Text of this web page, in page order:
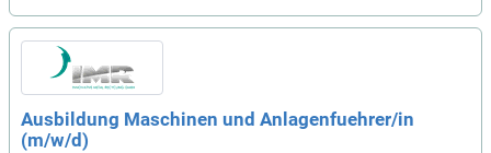
Ausbildung Maschinen und Anlagenfuehrer/in
(m/w/d)